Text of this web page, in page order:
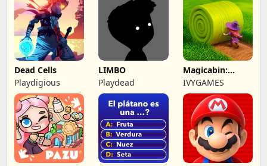
Dead Cells
Playdigious
LIMBO
Playdead
Magicabin:
Witch's
Adventure
IVYGAMES